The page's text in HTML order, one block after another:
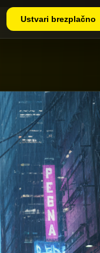
Ustvari brezplačno